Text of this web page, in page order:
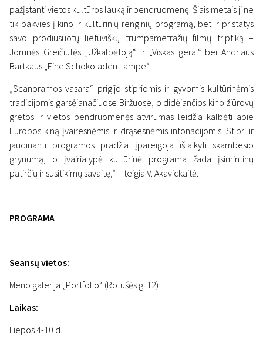
pažįstanti vietos kultūros lauką ir bendruomenę. Šiais metais ji ne
tik pakvies į kino ir kultūrinių renginių programą, bet ir pristatys
savo prodiusuotų lietuviškų trumpametražių filmų triptiką –
Jorūnės Greičiūtės „Užkalbėtoją“ ir „Viskas gerai“ bei Andriaus
Bartkaus „Eine Schokoladen Lampe“.
„Scanoramos vasara“ prigijo stipriomis ir gyvomis kultūrinėmis
tradicijomis garsėjanačiuose Biržuose, o didėjančios kino žiūrovų
gretos ir vietos bendruomenės atvirumas leidžia kalbėti apie
Europos kiną įvairesnėmis ir drąsesnėmis intonacijomis. Stipri ir
jaudinanti programos pradžia įpareigoja išlaikyti skambesio
grynumą, o įvairialypė kultūrinė programa žada įsimintinų
patirčių ir susitikimų savaitę,“ – teigia V. Akavickaitė.
PROGRAMA
Seansų vietos:
Meno galerija „Portfolio“ (Rotušės g. 12)
Laikas:
Liepos 4-10 d.